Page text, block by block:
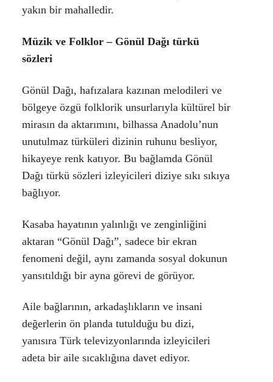
yakın bir mahalledir.
Müzik ve Folklor – Gönül Dağı türkü
sözleri
Gönül Dağı, hafızalara kazınan melodileri ve
bölgeye özgü folklorik unsurlarıyla kültürel bir
mirasın da aktarımını, bilhassa Anadolu’nun
unutulmaz türküleri dizinin ruhunu besliyor,
hikayeye renk katıyor. Bu bağlamda Gönül
Dağı türkü sözleri izleyicileri diziye sıkı sıkıya
bağlıyor.
Kasaba hayatının yalınlığı ve zenginliğini
aktaran “Gönül Dağı”, sadece bir ekran
fenomeni değil, aynı zamanda sosyal dokunun
yansıtıldığı bir ayna görevi de görüyor.
Aile bağlarının, arkadaşlıkların ve insani
değerlerin ön planda tutulduğu bu dizi,
yanısıra Türk televizyonlarında izleyicileri
adeta bir aile sıcaklığına davet ediyor.